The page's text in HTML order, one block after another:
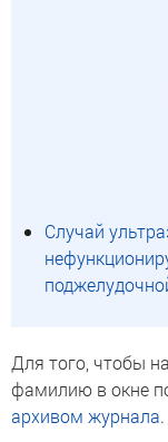
Случай
Для того, чтобы
фамилию в окне
архивом журнала.